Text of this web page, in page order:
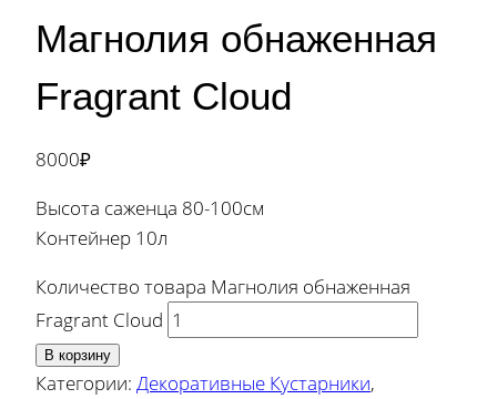
Магнолия обнаженная
Fragrant Cloud
8000₽
Высота саженца 80-100см
Контейнер 10л
Количество товара Магнолия обнаженная
Fragrant Cloud
В корзину
Категории: Декоративные Кустарники,